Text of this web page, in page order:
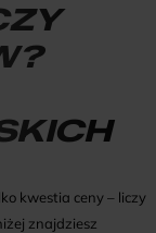
kwestia ceny – liczy
znajdziesz